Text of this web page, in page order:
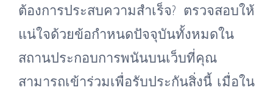
ต้องการประสบความสำเร็จ? ตรวจสอบให้
แน่ใจด้วยข้อกำหนดปัจจุบันทั้งหมดใน
สถานประกอบการพนันบนเว็บที่คุณ
สามารถเข้าร่วมเพื่อรับประกันสิ่งนี้ เมื่อใน